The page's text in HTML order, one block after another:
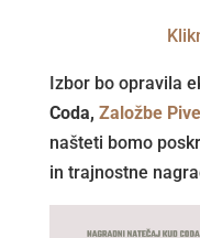
Izbor bo opravila
Coda, Založbe
našteti bomo
in trajnostne